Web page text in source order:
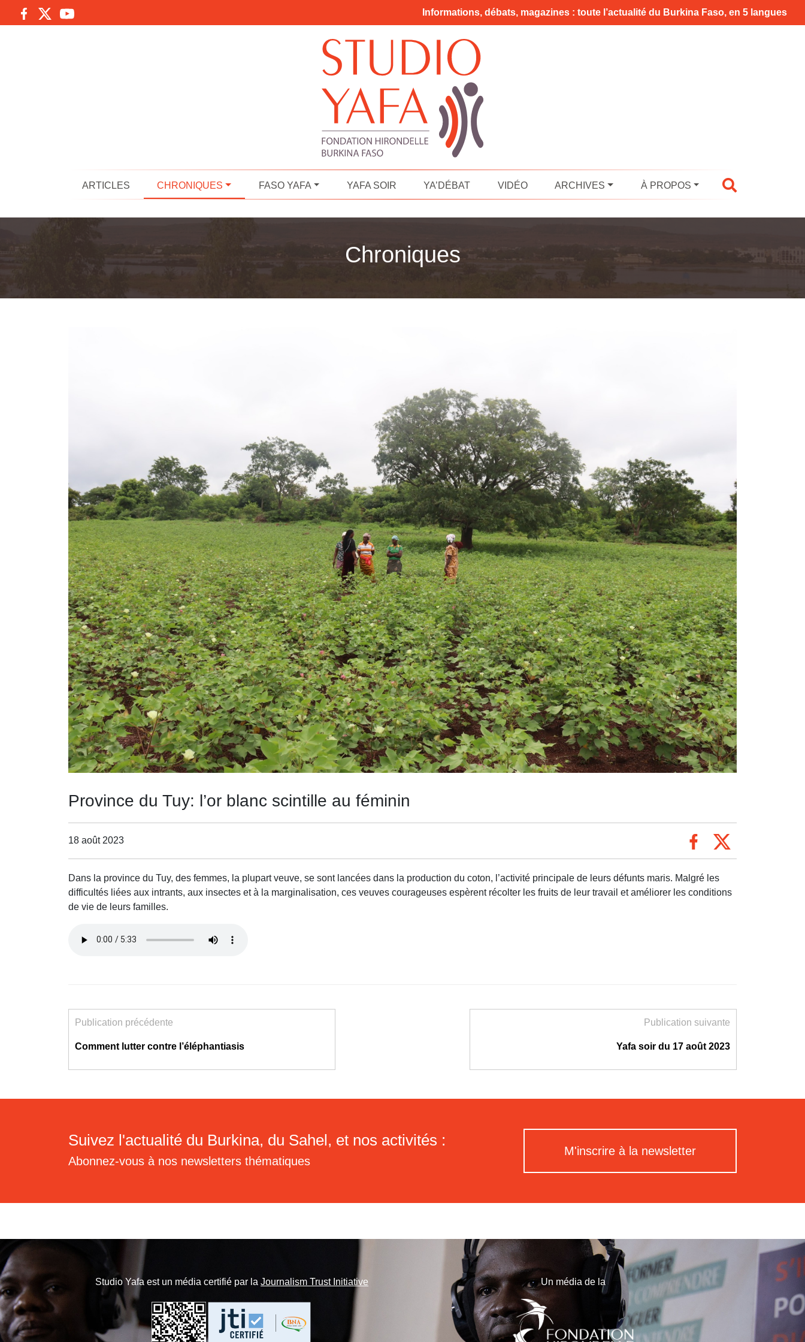
Informations, débats, magazines : toute l’actualité du Burkina Faso, en 5 langues
ARTICLES CHRONIQUES FASO YAFA YAFA SOIR YA’DÉBAT VIDÉO ARCHIVES À PROPOS
Chroniques
Province du Tuy: l’or blanc scintille au féminin
18 août 2023
Dans la province du Tuy, des femmes, la plupart veuve, se sont lancées dans la production du coton, l’activité principale de leurs défunts maris. Malgré les
difficultés liées aux intrants, aux insectes et à la marginalisation, ces veuves courageuses espèrent récolter les fruits de leur travail et améliorer les conditions
de vie de leurs familles.
Publication précédente
Comment lutter contre l’éléphantiasis
Publication suivante
Yafa soir du 17 août 2023
Suivez l'actualité du Burkina, du Sahel, et nos activités :
Abonnez-vous à nos newsletters thématiques
M'inscrire à la newsletter
Studio Yafa est un média certifié par la Journalism Trust Initiative Un média de la